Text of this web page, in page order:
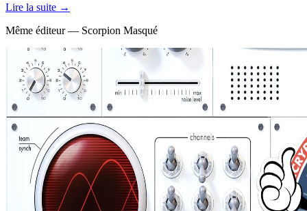
Lire la suite →
Même éditeur — Scorpion Masqué